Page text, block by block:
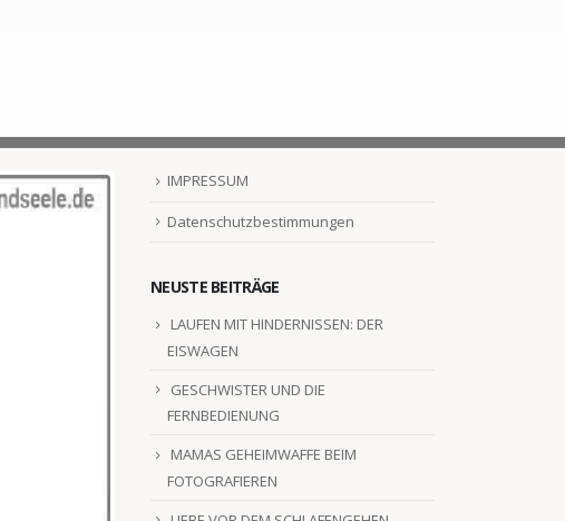
IMPRESSUM
Datenschutzbestimmungen
NEUSTE BEITRÄGE
LAUFEN MIT HINDERNISSEN: DER
EISWAGEN
GESCHWISTER UND DIE
FERNBEDIENUNG
MAMAS GEHEIMWAFFE BEIM
FOTOGRAFIEREN